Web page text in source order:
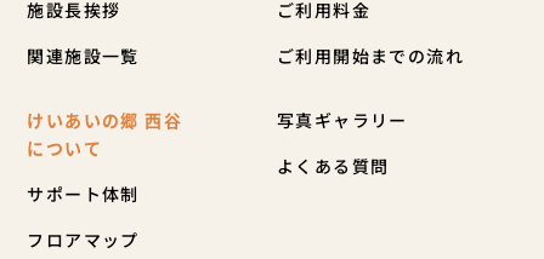
施設長挨拶
関連施設一覧
ご利用料金
ご利用開始までの流れ
けいあいの郷 西谷
について
サポート体制
フロアマップ
写真ギャラリー
よくある質問